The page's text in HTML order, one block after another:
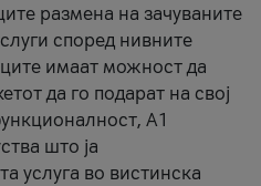
размена на зачуваните
според нивните
имаат можност да
да го подарат на свој
А1
што ја
услуга во вистинска